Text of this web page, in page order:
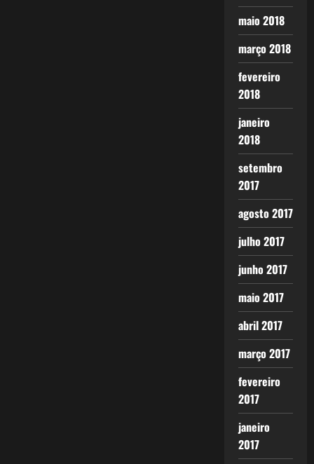
maio 2018
março 2018
fevereiro
2018
janeiro
2018
setembro
2017
agosto 2017
julho 2017
junho 2017
maio 2017
abril 2017
março 2017
fevereiro
2017
janeiro
2017